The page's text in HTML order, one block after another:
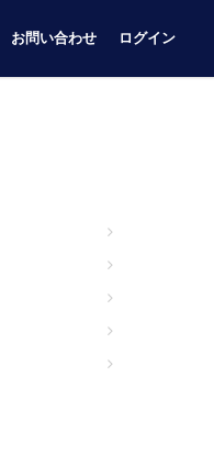
お問い合わせ ログイン